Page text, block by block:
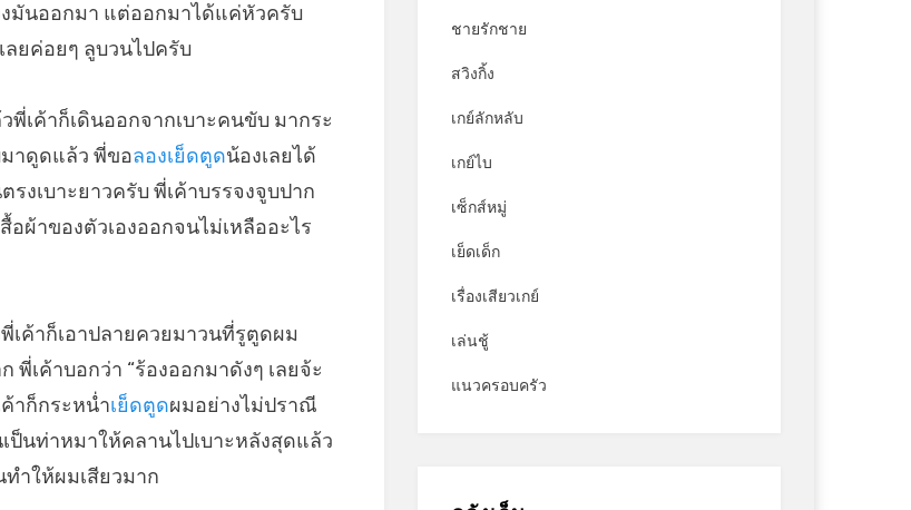
มันออกมา แต่ออกมาได้แค่หัวครับ
ลยค่อยๆ ลูบวนไปครับ
เค้าก็เดินออกจากเบาะคนขับ มากระ
าดูดแล้ว พี่ขอลองเย็ดตูดน้องเลยได้
งเบาะยาวครับ พี่เค้าบรรจงจูบปาก
ผ้าของตัวเองออกจนไม่เหลืออะไร
เค้าก็เอาปลายควยมาวนที่รูตูดผม
พี่เค้าบอกว่า “ร้องออกมาดังๆ เลยจ้ะ
าก็กระหน่ำเย็ดตูดผมอย่างไม่ปราณี
ป็นท่าหมาให้คลานไปเบาะหลังสุดแล้ว
ำให้ผมเสียวมาก
ชายรักชาย
สวิงกิ้ง
เกย์ลักหลับ
เกย์ไบ
เซ็กส์หมู่
เย็ดเด็ก
เรื่องเสียวเกย์
เล่นชู้
แนวครอบครัว